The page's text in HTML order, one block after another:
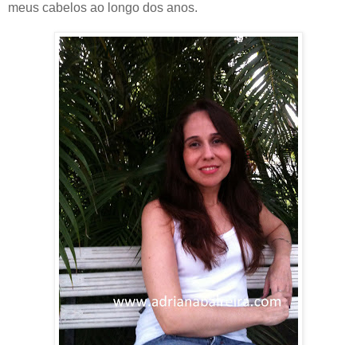
meus cabelos ao longo dos anos.